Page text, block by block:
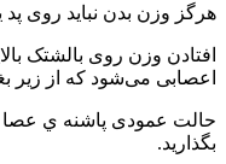
هرگز وزن بدن نباید روی پد
افتادن وزن روی بالشتک
اعصابی می‌شود که از زیر
بگذارید.